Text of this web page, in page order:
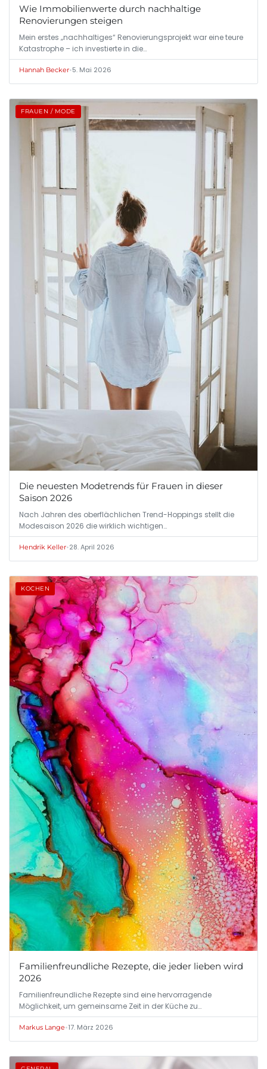
Wie Immobilienwerte durch nachhaltige
Renovierungen steigen
Mein erstes „nachhaltiges“ Renovierungsprojekt war eine teure
Katastrophe – ich investierte in die…
Hannah Becker•5. Mai 2026
FRAUEN / MODE
Die neuesten Modetrends für Frauen in dieser
Saison 2026
Nach Jahren des oberflächlichen Trend-Hoppings stellt die
Modesaison 2026 die wirklich wichtigen…
Hendrik Keller•28. April 2026
KOCHEN
Familienfreundliche Rezepte, die jeder lieben wird
2026
Familienfreundliche Rezepte sind eine hervorragende
Möglichkeit, um gemeinsame Zeit in der Küche zu…
Markus Lange•17. März 2026